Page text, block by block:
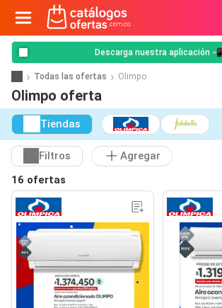
Descarga nuestra aplicación 📲
Todas las ofertas Olimpo
Olimpo oferta
Tiendas
Filtros
Agregar
16 ofertas